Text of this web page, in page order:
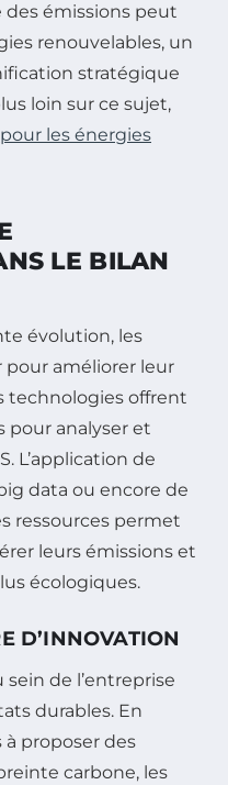
des émissions peut
renouvelables, un
stratégique
loin sur ce sujet,
les énergies
LE BILAN
évolution, les
améliorer leur
technologies offrent
pour analyser et
L’application de
data ou encore de
ressources permet
leurs émissions et
écologiques.
D’INNOVATION
de l’entreprise
durables. En
proposer des
carbone, les